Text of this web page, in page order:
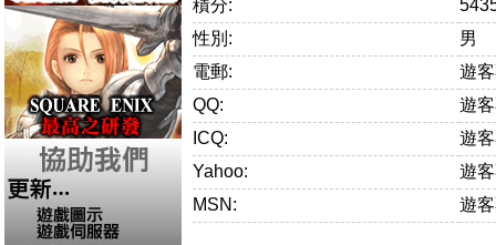
積分:
性別:
男
電郵:
遊
QQ:
遊
ICQ:
遊
Yahoo:
遊
MSN:
遊